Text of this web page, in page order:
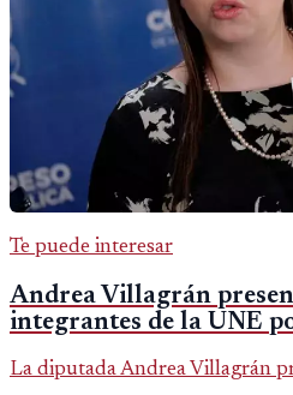
Te puede interesar
Andrea Villagrán
integrantes de la UNE
La diputada Andrea Villagrán